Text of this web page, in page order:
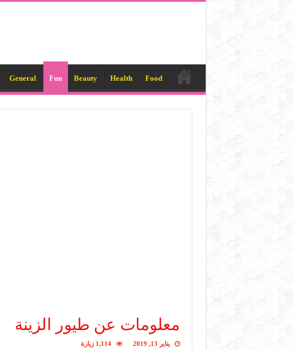
Food
Health
Beauty
Fun
General
معلومات عن طيور الزينة
يناير 13, 2019 1,114 زيارة